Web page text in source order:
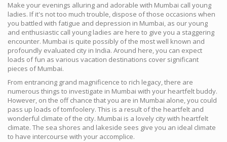
Make your evenings alluring and adorable with Mumbai call young
ladies. If it's not too much trouble, dispose of those occasions when
you battled with fatigue and depression in Mumbai, as our young
and enthusiastic call young ladies are here to give you a staggering
encounter. Mumbai is quite possibly of the most well known and
profoundly evaluated city in India. Around here, you can expect
loads of fun as various vacation destinations cover significant
pieces of Mumbai.
From entrancing grand magnificence to rich legacy, there are
numerous things to investigate in Mumbai with your heartfelt buddy.
However, on the off chance that you are in Mumbai alone, you could
pass up loads of tomfoolery. This is a result of the heartfelt and
wonderful climate of the city. Mumbai is a lovely city with heartfelt
climate. The sea shores and lakeside sees give you an ideal climate
to have intercourse with your accomplice.